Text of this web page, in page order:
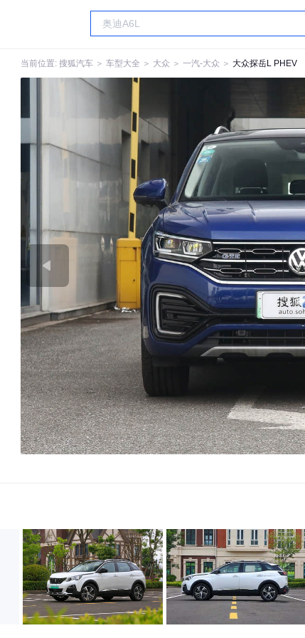
当前位置: 搜狐汽车 ＞ 车型大全 ＞ 大众 ＞ 一汽-大众 ＞ 大众探岳L PHEV